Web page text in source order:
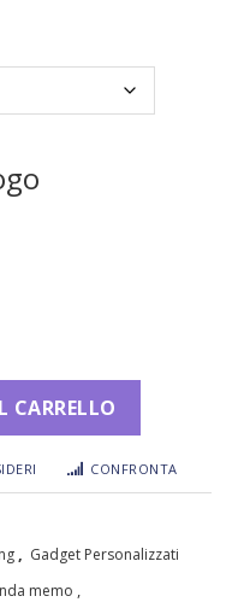
CARRELLO
CONFRONTA
, Gadget Personalizzati
memo ,